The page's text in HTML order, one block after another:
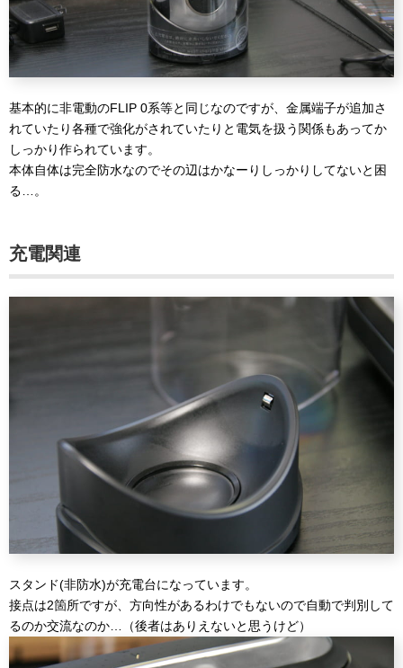
基本的に非電動のFLIP 0系等と同じなのですが、金属端子が追加さ
れていたり各種で強化がされていたりと電気を扱う関係もあってか
しっかり作られています。
本体自体は完全防水なのでその辺はかなーりしっかりしてないと困
る…。
充電関連
スタンド(非防水)が充電台になっています。
接点は2箇所ですが、方向性があるわけでもないので自動で判別して
るのか交流なのか…（後者はありえないと思うけど）